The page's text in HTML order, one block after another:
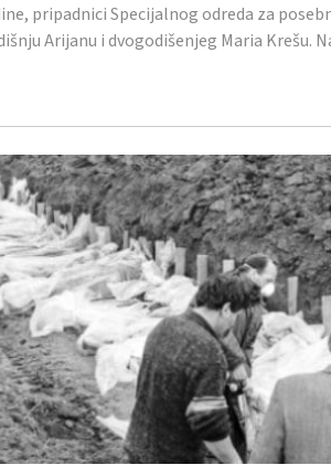
pripadnici Specijalnog odreda za
Arijanu i dvogodišenjeg Maria Krešu.